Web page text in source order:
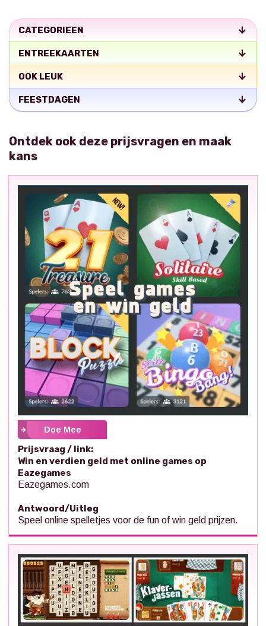
CATEGORIEEN
ENTREEKAARTEN
OOK LEUK
FEESTDAGEN
Ontdek ook deze prijsvragen en maak
kans
Doe Mee
Prijsvraag / link:
Win en verdien geld met online games op
Eazegames
Eazegames.com
Antwoord/Uitleg
Speel online spelletjes voor de fun of win geld prijzen.